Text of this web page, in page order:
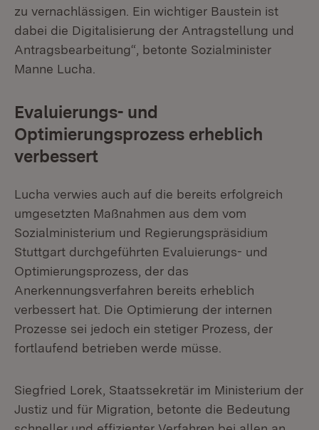
zu vernachlässigen. Ein wichtiger Baustein ist
dabei die Digitalisierung der Antragstellung und
Antragsbearbeitung“, betonte Sozialminister
Manne Lucha.
Evaluierungs- und
Optimierungsprozess erheblich
verbessert
Lucha verwies auch auf die bereits erfolgreich
umgesetzten Maßnahmen aus dem vom
Sozialministerium und Regierungspräsidium
Stuttgart durchgeführten Evaluierungs- und
Optimierungsprozess, der das
Anerkennungsverfahren bereits erheblich
verbessert hat. Die Optimierung der internen
Prozesse sei jedoch ein stetiger Prozess, der
fortlaufend betrieben werde müsse.
Siegfried Lorek, Staatssekretär im Ministerium der
Justiz und für Migration, betonte die Bedeutung